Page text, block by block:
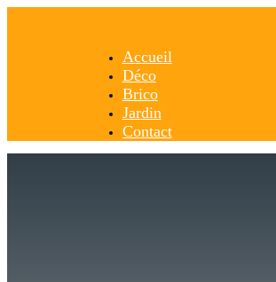
Accueil
Déco
Brico
Jardin
Contact